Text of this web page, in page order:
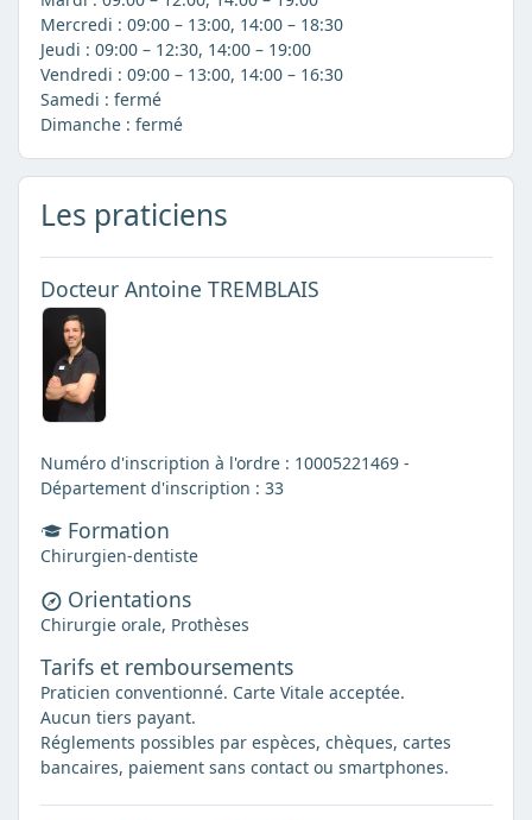
Mercredi : 09:00 – 13:00, 14:00 – 18:30
Jeudi : 09:00 – 12:30, 14:00 – 19:00
Vendredi : 09:00 – 13:00, 14:00 – 16:30
Samedi : fermé
Dimanche : fermé
Les praticiens
Docteur Antoine TREMBLAIS
Numéro d'inscription à l'ordre : 10005221469 -
Département d'inscription : 33
Formation
Chirurgien-dentiste
Orientations
Chirurgie orale, Prothèses
Tarifs et remboursements
Praticien conventionné. Carte Vitale acceptée.
Aucun tiers payant.
Réglements possibles par espèces, chèques, cartes
bancaires, paiement sans contact ou smartphones.